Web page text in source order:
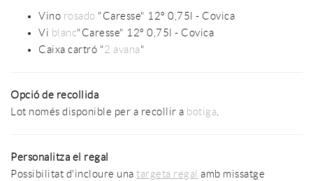
Vino rosado "Caresse" 12º 0,75l - Covica
Vi blanc"Caresse" 12º 0,75l - Covica
Caixa cartró "2 avana"
Opció de recollida
Lot només disponible per a recollir a botiga
Personalitza el regal
Possibilitat d'incloure una targeta regal amb missatge